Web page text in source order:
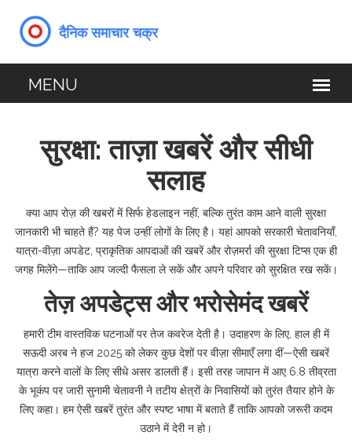
सुरक्षा: ताज़ा खबरें और सीधी
सलाह
क्या आप रोज़ की खबरों में सिर्फ हेडलाइन नहीं, बल्कि तुरंत काम आने वाली सुरक्षा
जानकारी भी चाहते हैं? यह पेज उन्हीं लोगों के लिए है। यहां आपको सरकारी चेतावनियाँ,
यात्रा-वीज़ा अपडेट, प्राकृतिक आपदाओं की खबरें और रोज़मर्रा की सुरक्षा टिप्स एक ही
जगह मिलेंगे—ताकि आप जल्दी फैसला ले सकें और अपने परिवार को सुरक्षित रख सकें।
तेज़ अपडेट्स और भरोसेमंद खबरें
हमारी टीम वास्तविक घटनाओं पर तेज कवरेज देती है। उदाहरण के लिए, हाल ही में
सऊदी अरब ने हज 2025 को लेकर कुछ देशों पर वीज़ा सीमाएँ लगा दीं—ऐसी खबरें
यात्रा करने वालों के लिए सीधे असर डालती हैं। इसी तरह जापान में आए 6.8 तीव्रता
के भूकंप पर जारी सुनामी चेतावनी ने तटीय क्षेत्रों के निवासियों को तुरंत तैयार होने के
लिए कहा। हम ऐसी खबरें तुरंत और स्पष्ट भाषा में बताते हैं ताकि आपको जरूरी कदम
उठाने में देरी न हो।